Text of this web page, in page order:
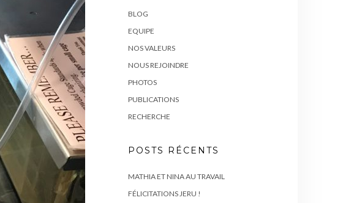
BLOG
EQUIPE
NOS VALEURS
NOUS REJOINDRE
PHOTOS
PUBLICATIONS
RECHERCHE
POSTS RÉCENTS
MATHIA ET NINA AU TRAVAIL
FÉLICITATIONS JERU !